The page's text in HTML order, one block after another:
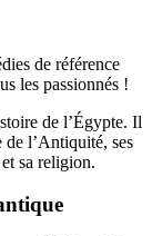
de référence
les passionnés !
de l’Égypte. Il
de l’Antiquité, ses
sa religion.